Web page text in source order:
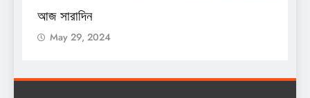
আজ সারাদিন
May 29, 2024